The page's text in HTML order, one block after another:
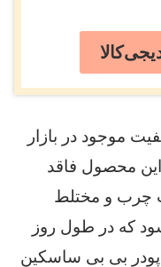
موجود در بازار
محصول فاقد
چرب و مختلط
که در طول روز
بی بی ساسکین